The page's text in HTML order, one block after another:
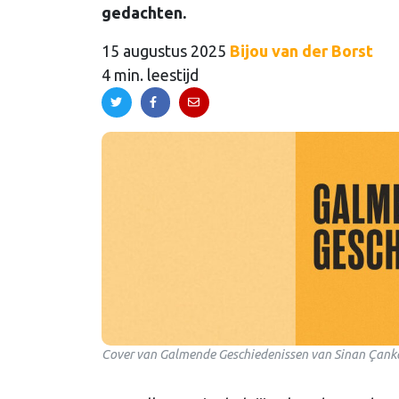
gedachten.
15 augustus 2025 Bijou van der Borst
4 min. leestijd
Cover van Galmende Geschiedenissen van Sinan